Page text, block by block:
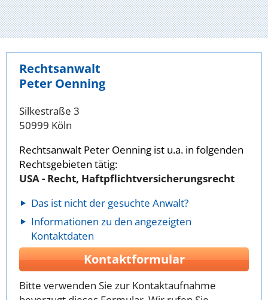
Rechtsanwalt
Peter Oenning
Silkestraße 3
50999 Köln
Rechtsanwalt Peter Oenning ist u.a. in folgenden
Rechtsgebieten tätig:
USA - Recht, Haftpflichtversicherungsrecht
Das ist nicht der gesuchte Anwalt?
Informationen zu den angezeigten
Kontaktdaten
Kontaktformular
Bitte verwenden Sie zur Kontaktaufnahme